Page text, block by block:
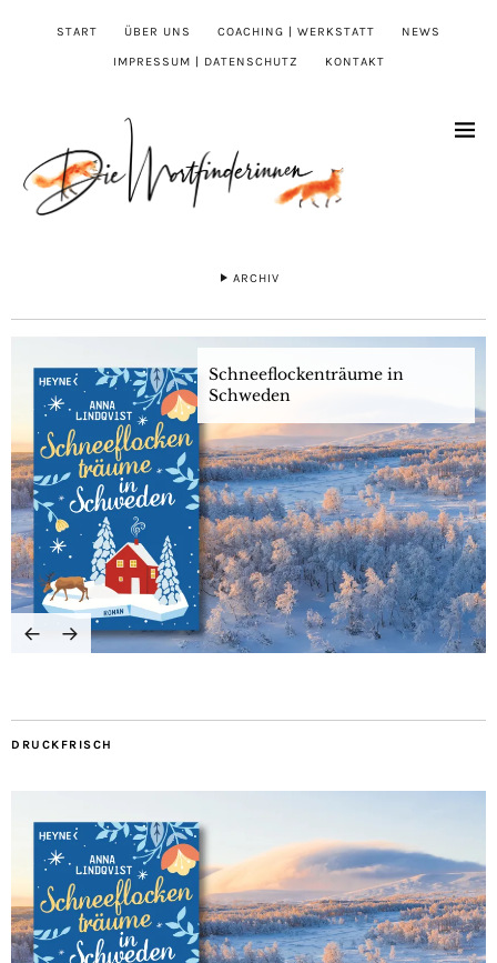
START ÜBER UNS COACHING | WERKSTATT NEWS
IMPRESSUM | DATENSCHUTZ KONTAKT
ARCHIV
Schneeflockenträume in
Schweden
DRUCKFRISCH